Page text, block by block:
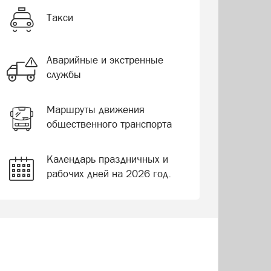
Такси
Аварийные и экстренные
службы
Маршруты движения
общественного транспорта
Календарь праздничных и
рабочих дней на 2026 год.